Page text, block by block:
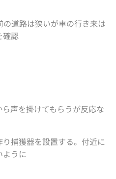
道路は狭いが車の行き来は
確認
声を掛けてもらうが反応な
捕獲器を設置する。付近に
ように